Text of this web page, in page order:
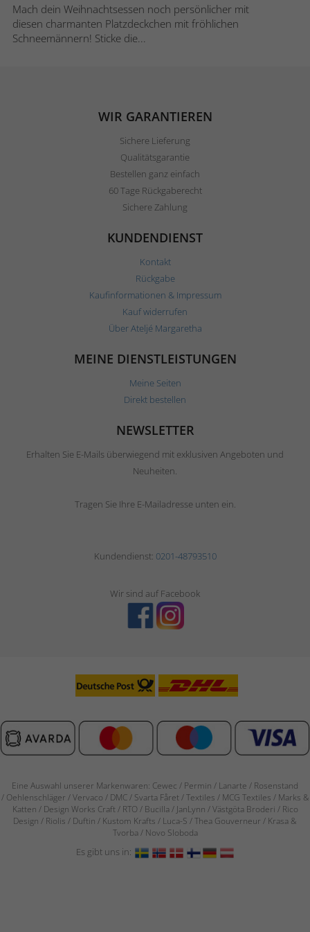
Mach dein Weihnachtsessen noch persönlicher mit
diesen charmanten Platzdeckchen mit fröhlichen
Schneemännern! Sticke die...
WIR GARANTIEREN
Sichere Lieferung
Qualitätsgarantie
Bestellen ganz einfach
60 Tage Rückgaberecht
Sichere Zahlung
KUNDENDIENST
Kontakt
Rückgabe
Kaufinformationen & Impressum
Kauf widerrufen
Über Ateljé Margaretha
MEINE DIENSTLEISTUNGEN
Meine Seiten
Direkt bestellen
NEWSLETTER
Erhalten Sie E-Mails überwiegend mit exklusiven Angeboten und
Neuheiten.
Tragen Sie Ihre E-Mailadresse unten ein.
Kundendienst: 0201-48793510
Wir sind auf Facebook
Eine Auswahl unserer Markenwaren: Cewec / Permin / Lanarte / Rosenstand
/ Oehlenschläger / Vervaco / DMC / Svarta Fåret / Textiles / MCG Textiles / Marks &
Katten / Design Works Craft / RTO / Bucilla / JanLynn / Västgöta Broderi / Rico
Design / Riolis / Duftin / Kustom Krafts / Luca-S / Thea Gouverneur / Krasa &
Tvorba / Novo Sloboda
Es gibt uns in: